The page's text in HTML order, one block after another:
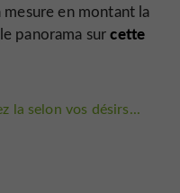
en montant la
panorama surcette
la selon vos désirs...